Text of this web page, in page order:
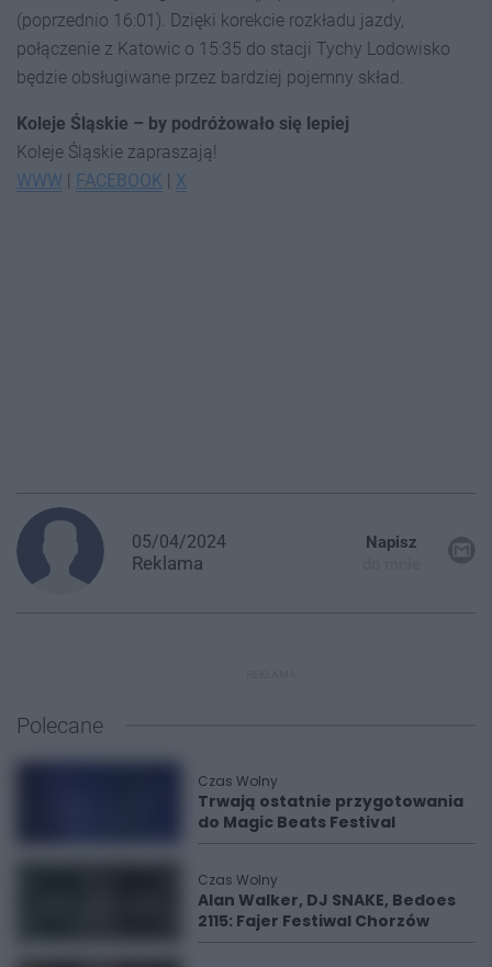
(poprzednio 16:01). Dzięki korekcie rozkładu jazdy,
połączenie z Katowic o 15:35 do stacji Tychy Lodowisko
będzie obsługiwane przez bardziej pojemny skład.
Koleje Śląskie – by podróżowało się lepiej
Koleje Śląskie zapraszają!
WWW | FACEBOOK | X
05/04/2024
Reklama
Napisz
Polecane
Czas Wolny
Trwają ostatnie przygotowania
do Magic Beats Festival
Czas Wolny
Alan Walker, DJ SNAKE, Bedoes
2115: Fajer Festiwal Chorzów